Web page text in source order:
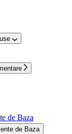
de Baza
de Baza